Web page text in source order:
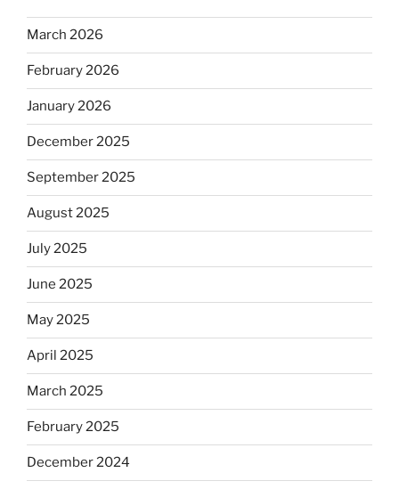
March 2026
February 2026
January 2026
December 2025
September 2025
August 2025
July 2025
June 2025
May 2025
April 2025
March 2025
February 2025
December 2024